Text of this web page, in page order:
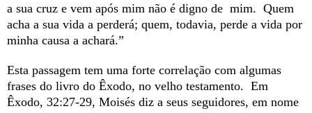
a sua cruz e vem após mim não é digno de mim. Quem
acha a sua vida a perderá; quem, todavia, perde a vida por
minha causa a achará.”
Esta passagem tem uma forte correlação com algumas
frases do livro do Êxodo, no velho testamento. Em
Êxodo, 32:27-29, Moisés diz a seus seguidores, em nome